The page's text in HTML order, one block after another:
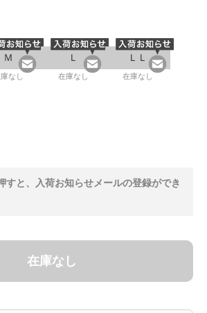
Ｍ
なし
Ｌ
在庫なし
ＬＬ
在庫なし
すと、入荷お知らせメールの登録ができ
在庫なし